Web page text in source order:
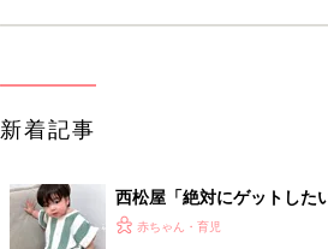
新着記事
西松屋「絶対にゲットした
ズりアイテム5選
赤ちゃん・育児